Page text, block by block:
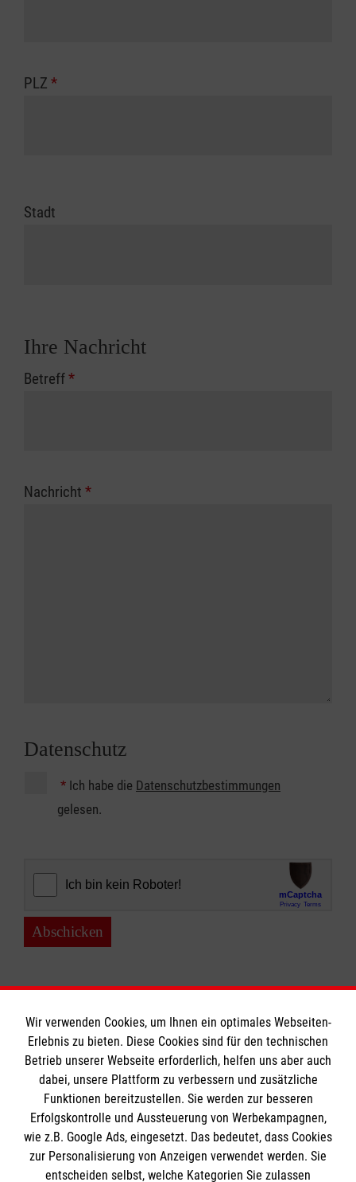
PLZ *
Stadt
Ihre Nachricht
Betreff*
Nachricht *
Datenschutz
* Ich habe die Datenschutzbestimmungen
gelesen.
Abschicken
Informationen
Impressum
Datenschutz
Kontakt
Die Malteser
Wir verwenden Cookies, um Ihnen ein optimales Webseiten-
Erlebnis zu bieten. Diese Cookies sind für den technischen
Betrieb unserer Webseite erforderlich, helfen uns aber auch
dabei, unsere Plattform zu verbessern und zusätzliche
Funktionen bereitzustellen. Sie werden zur besseren
Erfolgskontrolle und Aussteuerung von Werbekampagnen,
wie z.B. Google Ads, eingesetzt. Das bedeutet, dass Cookies
zur Personalisierung von Anzeigen verwendet werden. Sie
entscheiden selbst, welche Kategorien Sie zulassen